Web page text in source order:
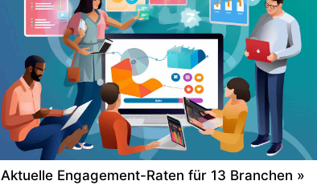
Aktuelle Engagement-Raten für 13 Branchen »